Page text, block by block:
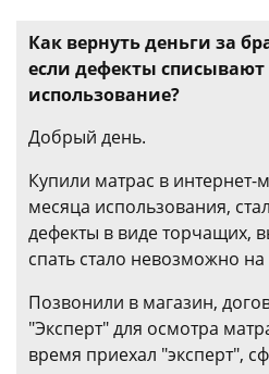
Как вернуть деньги за
если дефекты
использование?
Добрый день.
Купили матрас в интернет-
месяца использования,
дефекты в виде торчащих,
спать стало невозможно на
Позвонили в магазин,
"Эксперт" для осмотра
время приехал "эксперт",